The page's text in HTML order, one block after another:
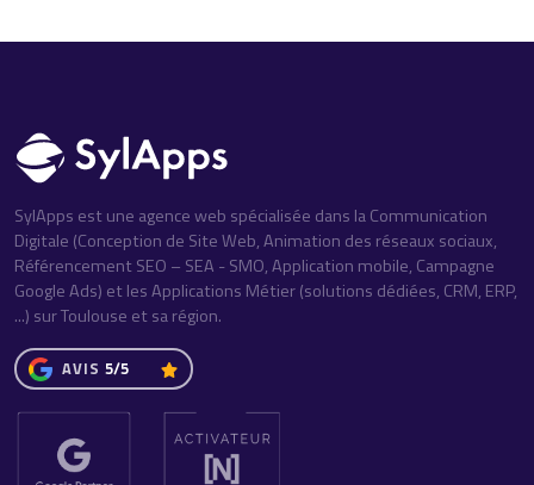
SylApps est une agence web spécialisée dans la Communication
Digitale (Conception de Site Web, Animation des réseaux sociaux,
Référencement SEO – SEA - SMO, Application mobile, Campagne
Google Ads) et les Applications Métier (solutions dédiées, CRM, ERP,
...) sur Toulouse et sa région.
AVIS 5/5